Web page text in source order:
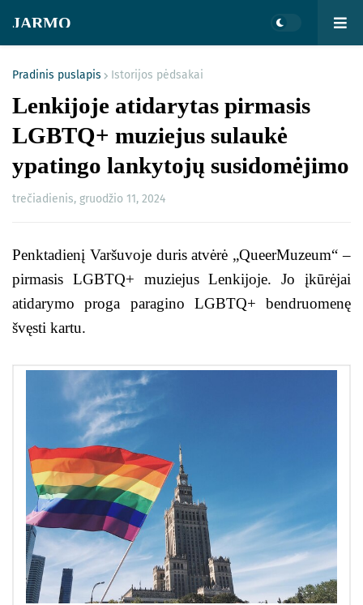
JARMO
Pradinis puslapis Istorijos pėdsakai
Lenkijoje atidarytas pirmasis
LGBTQ+ muziejus sulaukė
ypatingo lankytojų susidomėjimo
trečiadienis, gruodžio 11, 2024
Penktadienį Varšuvoje duris atvėrė „QueerMuzeum“ –
pirmasis LGBTQ+ muziejus Lenkijoje. Jo įkūrėjai
atidarymo proga paragino LGBTQ+ bendruomenę
švęsti kartu.